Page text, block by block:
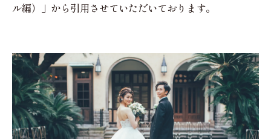
ル編）」から引用させていただいております。